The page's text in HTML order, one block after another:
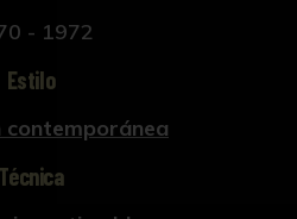
- 1972
Estilo
contemporánea
Técnica